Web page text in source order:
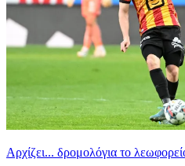
Αρχίζει... δρομολόγια το